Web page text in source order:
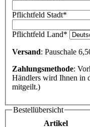
Pflichtfeld Stadt*
Pflichtfeld Land*
Versand: Pauschale
Zahlungsmethode:
Händlers wird Ihnen in
mitgeilt.)
Bestellübersicht
Artikel